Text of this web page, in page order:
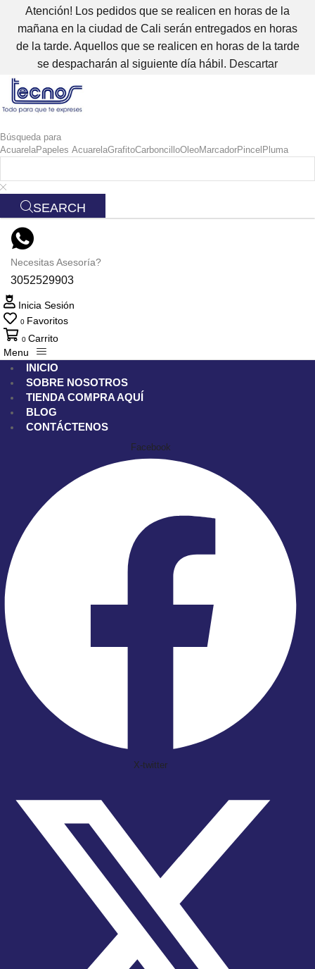
Atención! Los pedidos que se realicen en horas de la
mañana en la ciudad de Cali serán entregados en horas
de la tarde. Aquellos que se realicen en horas de la tarde
se despacharán al siguiente día hábil. Descartar
Búsqueda para
AcuarelaPapeles AcuarelaGrafitoCarboncilloOleoMarcadorPincel Pluma
SEARCH
Necesitas Asesoría?
3052529903
Inicia Sesión
0 Favoritos
0 Carrito
Menu
INICIO
SOBRE NOSOTROS
TIENDA COMPRA AQUÍ
BLOG
CONTÁCTENOS
Facebook
X-twitter